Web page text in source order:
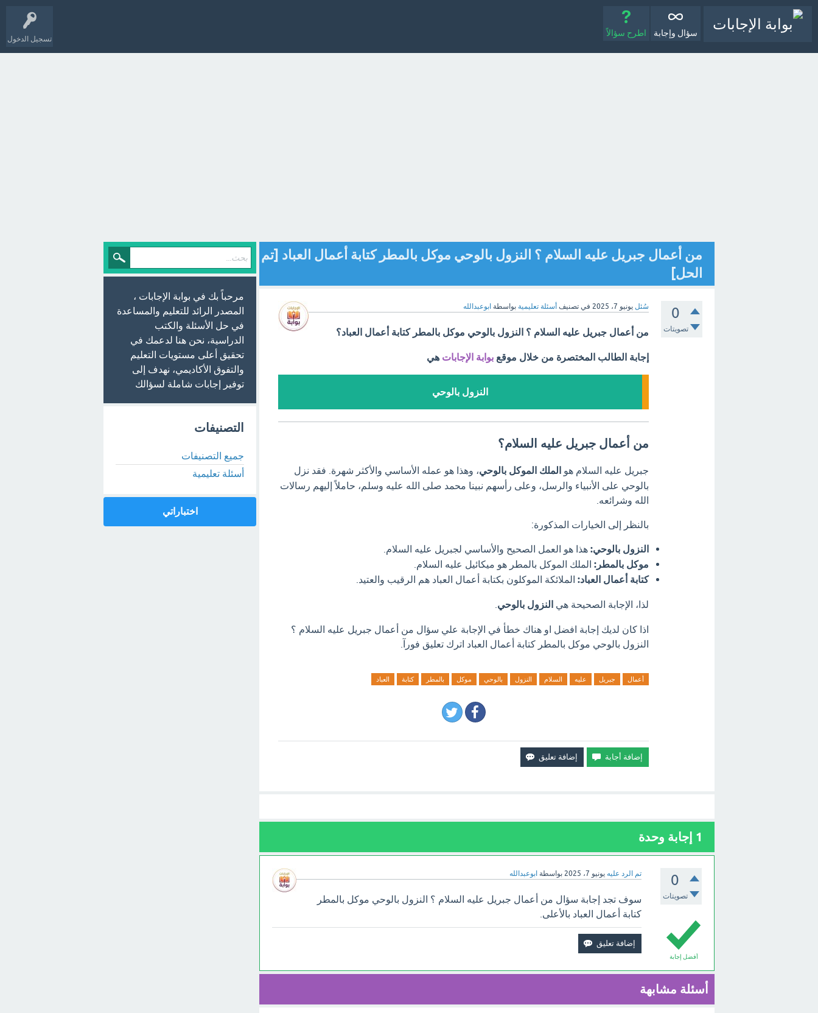
تسجيل الدخول
سؤال وإجابة اطرح سؤالاً
من أعمال جبريل عليه السلام ؟ النزول بالوحي موكل بالمطر كتابة أعمال العباد [تم
الحل]
0
تصويتات
سُئل يونيو 7، 2025 في تصنيف أسئلة تعليمية بواسطة ابوعبدالله
من أعمال جبريل عليه السلام ؟ النزول بالوحي موكل بالمطر كتابة أعمال العباد؟
إجابة الطالب المختصرة من خلال موقع بوابة الإجابات هي
النزول بالوحي
من أعمال جبريل عليه السلام؟
جبريل عليه السلام هو الملك الموكل بالوحي، وهذا هو عمله الأساسي والأكثر شهرة. فقد نزل
بالوحي على الأنبياء والرسل، وعلى رأسهم نبينا محمد صلى الله عليه وسلم، حاملاً إليهم رسالات
الله وشرائعه.
بالنظر إلى الخيارات المذكورة:
النزول بالوحي: هذا هو العمل الصحيح والأساسي لجبريل عليه السلام.
موكل بالمطر: الملك الموكل بالمطر هو ميكائيل عليه السلام.
كتابة أعمال العباد: الملائكة الموكلون بكتابة أعمال العباد هم الرقيب والعتيد.
لذا، الإجابة الصحيحة هي النزول بالوحي
اذا كان لديك إجابة افضل او هناك خطأ في الإجابة علي سؤال من أعمال جبريل عليه السلام ؟
النزول بالوحي موكل بالمطر كتابة أعمال العباد اترك تعليق فورآ.
أعمال جبريل عليه السلام النزول بالوحي موكل بالمطر كتابة العباد
1 إجابة وحدة
0
تصويتات
تم الرد عليه يونيو 7، 2025 بواسطة ابوعبدالله
أفضل إجابة
سوف تجد إجابة سؤال من أعمال جبريل عليه السلام ؟ النزول بالوحي موكل بالمطر
كتابة أعمال العباد بالأعلى.
أسئلة مشابهة
مرحباً بك في بوابة الإجابات ،
المصدر الرائد للتعليم والمساعدة
في حل الأسئلة والكتب
الدراسية، نحن هنا لدعمك في
تحقيق أعلى مستويات التعليم
والتفوق الأكاديمي، نهدف إلى
توفير إجابات شاملة لسؤالك
التصنيفات
جميع التصنيفات
أسئلة تعليمية
اختباراتي